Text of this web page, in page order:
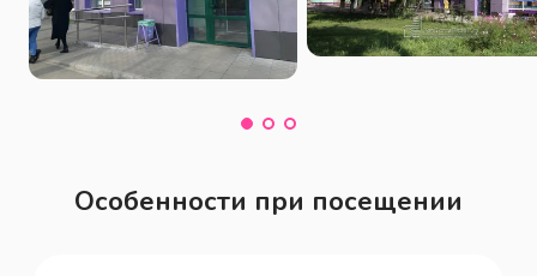
Особенности при посещении